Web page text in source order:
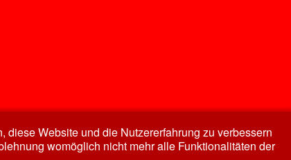
Website und die Nutzererfahrung zu verbessern
womöglich nicht mehr alle Funktionalitäten der